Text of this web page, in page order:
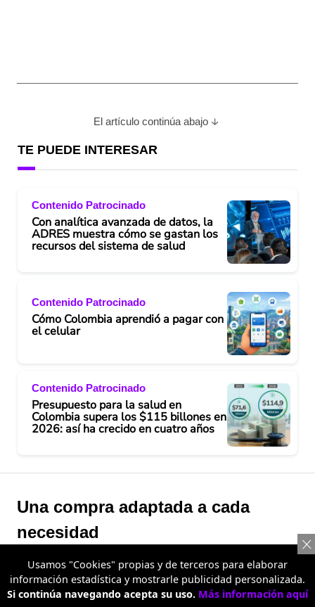
El artículo continúa abajo
TE PUEDE INTERESAR
Contenido Patrocinado
Con analítica avanzada de datos, la
ADRES muestra cómo se gastan los
recursos del sistema de salud
Contenido Patrocinado
Cómo Colombia aprendió a pagar con
el celular
Contenido Patrocinado
Presupuesto para la salud en
Colombia supera los $115 billones en
2026: así ha crecido en cuatro años
Una compra adaptada a cada
necesidad
Uno de los diferenciales de Metro Almacén son sus
precios escalonados, una alternativa que permite
Usamos "Cookies" propias y de terceros para elaborar
información estadística y mostrarle publicidad personalizada.
Si continúa navegando acepta su uso. Más información aquí